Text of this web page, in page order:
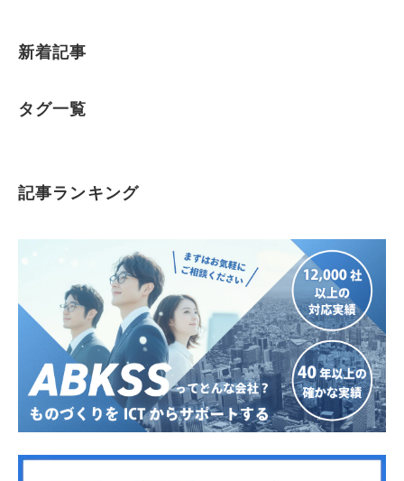
新着記事
タグ一覧
記事ランキング